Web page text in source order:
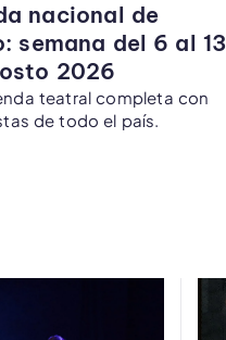
nacional de
semana del 6 al 13
2026
teatral completa con
de todo el país.